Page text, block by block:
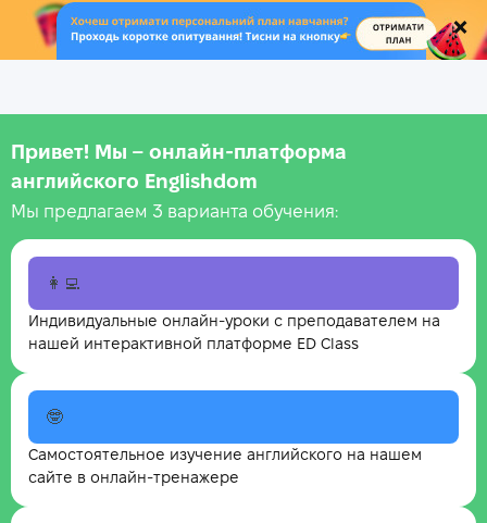
.
Привет! Мы – онлайн‑платформа
английского Englishdom
Мы предлагаем 3 варианта обучения:
👩‍💻
Индивидуальные онлайн-уроки с преподавателем на
нашей интерактивной платформе ED Class
🤓
Самостоятельное изучение английского на нашем
сайте в онлайн-тренажере